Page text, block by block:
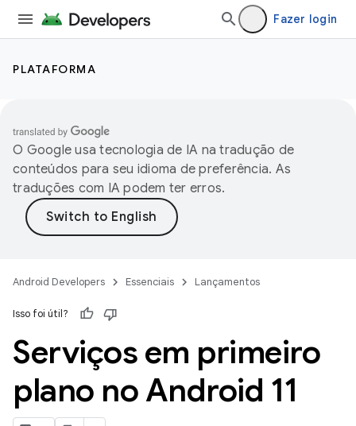
Fazer login
PLATAFORMA
O Google usa tecnologia de IA na tradução de
conteúdos para seu idioma de preferência. As
traduções com IA podem ter erros.
Android Developers Essenciais Lançamentos
Isso foi útil?
Serviços em primeiro
plano no Android 11